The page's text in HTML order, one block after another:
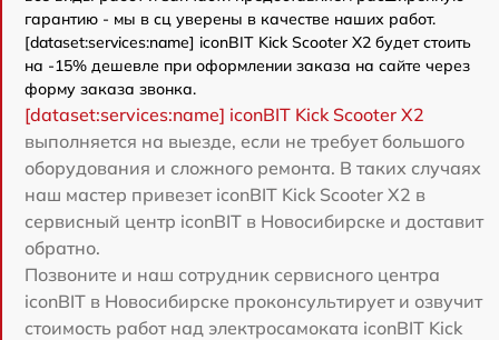
гарантию - мы в сц уверены в качестве наших работ.
[dataset:services:name] iconBIT Kick Scooter X2 будет стоить
на -15% дешевле при оформлении заказа на сайте через
форму заказа звонка.
[dataset:services:name] iconBIT Kick Scooter X2
выполняется на выезде, если не требует большого
оборудования и сложного ремонта. В таких случаях
наш мастер привезет iconBIT Kick Scooter X2 в
сервисный центр iconBIT в Новосибирске и доставит
обратно.
Позвоните и наш сотрудник сервисного центра
iconBIT в Новосибирске проконсультирует и озвучит
стоимость работ над электросамоката iconBIT Kick